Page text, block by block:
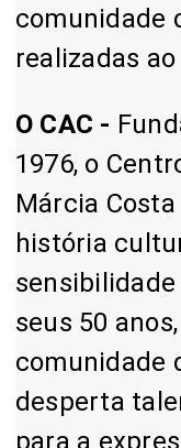
comunidade
realizadas
O CAC -
1976, o
Márcia
história
seus 50
comunidade
desperta
para a